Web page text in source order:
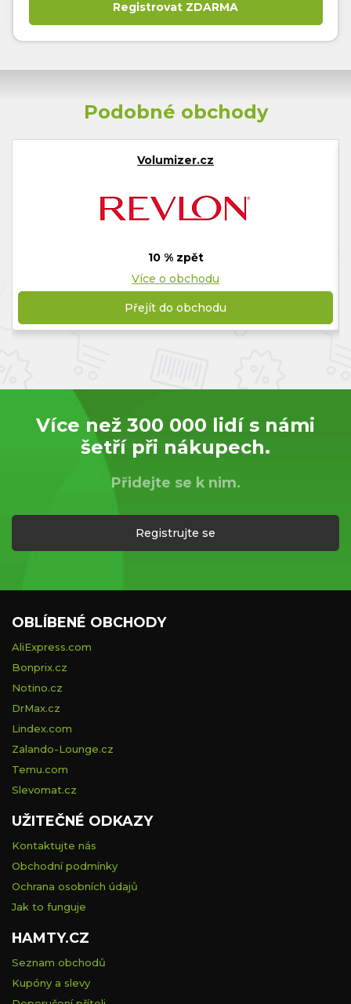
Podobné obchody
Volumizer.cz
10 % zpět
Více o obchodu
Přejít do obchodu
Více než 300 000 lidí s námi
šetří při nákupech.
Přidejte se k nim.
Registrujte se
OBLÍBENÉ OBCHODY
AliExpress.com
Bonprix.cz
Notino.cz
DrMax.cz
Lindex.com
Zalando-Lounge.cz
Temu.com
Slevomat.cz
UŽITEČNÉ ODKAZY
Kontaktujte nás
Obchodní podmínky
Ochrana osobních údajů
Jak to funguje
HAMTY.CZ
Seznam obchodů
Kupóny a slevy